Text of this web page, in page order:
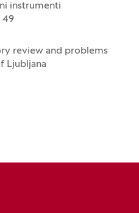
instrumenti
49
review and problems
Ljubljana